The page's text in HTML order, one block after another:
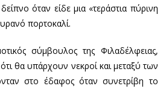
όταν είδε μια «τεράστια πύρινη
πορτοκαλί.
σύμβουλος της Φιλαδέλφειας,
θα υπάρχουν νεκροί και μεταξύ των
στο έδαφος όταν συνετρίβη το